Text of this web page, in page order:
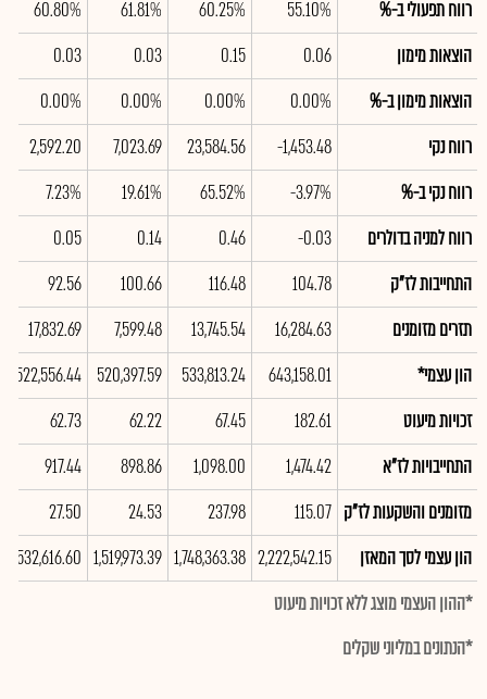
רווח תפעולי ב-%
55.10%
60.25%
61.81%
60.80%
הוצאות מימון
0.06
0.15
0.03
0.03
הוצאות מימון ב-%
0.00%
0.00%
0.00%
0.00%
רווח נקי
-1,453.48
23,584.56
7,023.69
2,592.20
רווח נקי ב-%
-3.97%
65.52%
19.61%
7.23%
רווח למניה בדולרים
-0.03
0.46
0.14
0.05
התחייבות לז"ק
104.78
116.48
100.66
92.56
תזרים מזומנים
16,284.63
13,745.54
7,599.48
17,832.69
הון עצמי*
643,158.01
533,813.24
520,397.59
522,556.44
זכויות מיעוט
182.61
67.45
62.22
62.73
התחייבויות לז"א
1,474.42
1,098.00
898.86
917.44
מזומנים והשקעות לז"ק 115.07
237.98
24.53
27.50
הון עצמי לסך המאזן
2,222,542.15
1,748,363.38
1,519,973.39
1,532,616.60
*ההון העצמי מוצג ללא זכויות מיעוט
*הנתונים במליוני שקלים